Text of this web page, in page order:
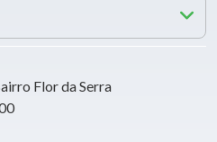
Flor da Serra